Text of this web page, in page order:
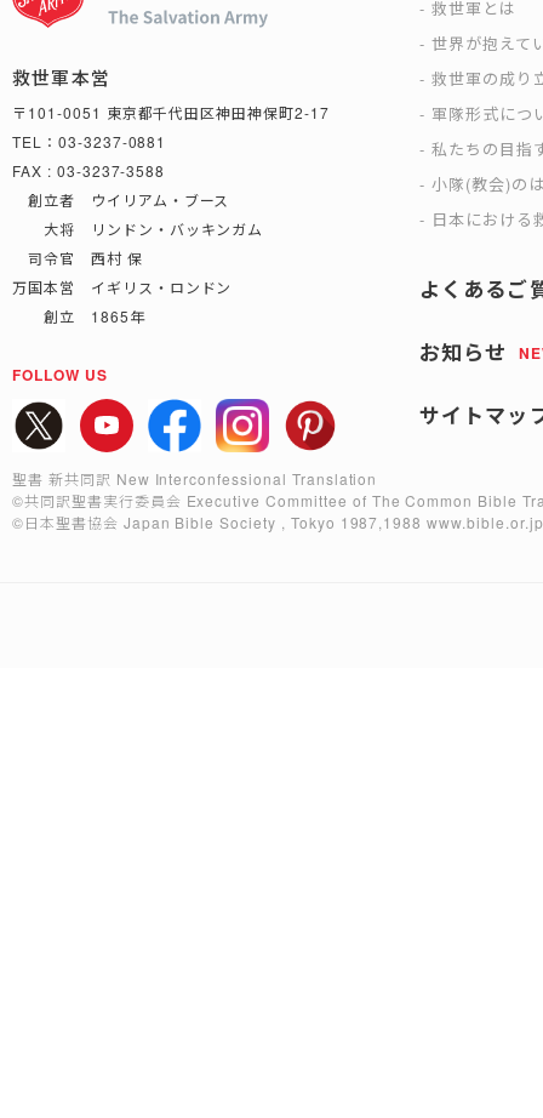
救世軍本営
〒101-0051 東京都千代田区神田神保町2-17
TEL：03-3237-0881
FAX : 03-3237-3588
創立者 ウイリアム・ブース
大将 リンドン・バッキンガム
司令官 西村 保
万国本営 イギリス・ロンドン
創立 1865年
FOLLOW US
救世軍とは
世界が抱えて
救世軍の成り
軍隊形式につ
私たちの目指
小隊(教会)の
日本における
よくあるご
お知らせ
サイトマッ
聖書 新共同訳 New Interconfessional Translation
©共同訳聖書実行委員会 Executive Committee of The Common Bible
©日本聖書協会 Japan Bible Society , Tokyo 1987,1988www.bible.or.jp